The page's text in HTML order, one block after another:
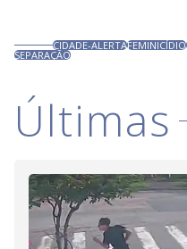
CIDADE-ALERTAFEMINICÍDIO
SEPARAÇÃO
Últimas